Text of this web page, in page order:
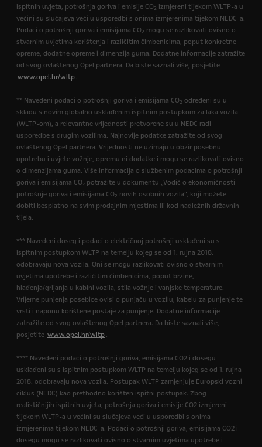
ispitnih uvjeta, potrošnja goriva i emisije CO2 izmjereni tijekom WLTP-a u
većini su slučajeva veći u usporedbi s onima izmjerenima tijekom NEDC-a.
Podaci o potrošnji goriva i emisijama CO2 mogu se razlikovati ovisno o
stvarnim uvjetima korištenja i različitim čimbenicima, poput konkretne
opreme, dodatne opreme i dimenzija guma. Dodatne informacije zatražite
od svog ovlaštenog Opel partnera. Da biste saznali više, posjetite
www.opel.hr/wltp .
** Navedeni podaci o potrošnji goriva i emisijama CO2 određeni su u
skladu s novim globalno usklađenim ispitnim postupkom za laka vozila
(WLTP-om), a relevantne vrijednosti pretvorene su u NEDC radi
usporedbe s drugim vozilima. Najnovije podatke zatražite od svog
ovlaštenog Opel partnera. Vrijednosti ne uzimaju u obzir posebnu
upotrebu i uvjete vožnje, opremu ni dodatke i mogu se razlikovati ovisno
o dimenzijama guma. Više informacija o službenim podacima o potrošnji
goriva i emisijama CO₂ potražite u dokumentu „Vodič o ekonomičnosti
potrošnje goriva i emisijama CO2 novih osobnih vozila”, koji možete
dobiti besplatno na svim prodajnim mjestima ili kod nadležnih državnih
tijela.
*** Navedeni doseg i podaci o električnoj potrošnji usklađeni su s
ispitnim postupkom WLTP na temelju kojeg se od 1. rujna 2018.
odobravaju nova vozila. Oni se mogu razlikovati ovisno o stvarnim
uvjetima upotrebe i različitim čimbenicima, poput brzine,
hlađenja/grijanja u kabini vozila, stila vožnje i vanjske temperature.
Vrijeme punjenja posebice ovisi o punjaču u vozilu, kabelu za punjenje te
vrsti i naponu korištene postaje za punjenje. Dodatne informacije
zatražite od svog ovlaštenog Opel partnera. Da biste saznali više,
posjetite www.opel.hr/wltp .
**** Navedeni podaci o potrošnji goriva, emisijama CO2 i dosegu
usklađeni su s ispitnim postupkom WLTP na temelju kojeg se od 1. rujna
2018. odobravaju nova vozila. Postupak WLTP zamjenjuje Europski vozni
ciklus (NEDC) kao prethodno korišten ispitni postupak. Zbog
realističnijih ispitnih uvjeta, potrošnja goriva i emisije CO2 izmjereni
tijekom WLTP-a u većini su slučajeva veći u usporedbi s onima
izmjerenima tijekom NEDC-a. Podaci o potrošnji goriva, emisijama CO2 i
dosegu mogu se razlikovati ovisno o stvarnim uvjetima upotrebe i